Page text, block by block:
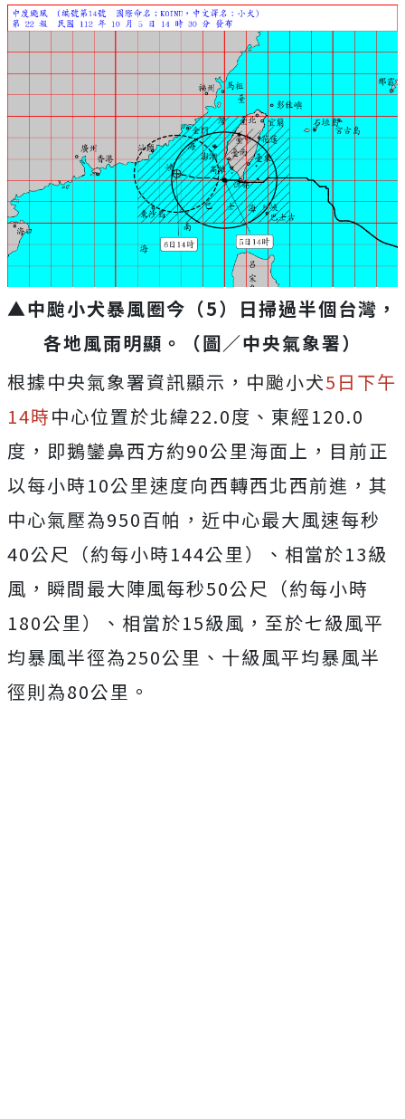
▲中颱小犬暴風圈今（5）日掃過半個台灣，
各地風雨明顯。（圖／中央氣象署）
根據中央氣象署資訊顯示，中颱小犬5日下午
14時中心位置於北緯22.0度、東經120.0
度，即鵝鑾鼻西方約90公里海面上，目前正
以每小時10公里速度向西轉西北西前進，其
中心氣壓為950百帕，近中心最大風速每秒
40公尺（約每小時144公里）、相當於13級
風，瞬間最大陣風每秒50公尺（約每小時
180公里）、相當於15級風，至於七級風平
均暴風半徑為250公里、十級風平均暴風半
徑則為80公里。